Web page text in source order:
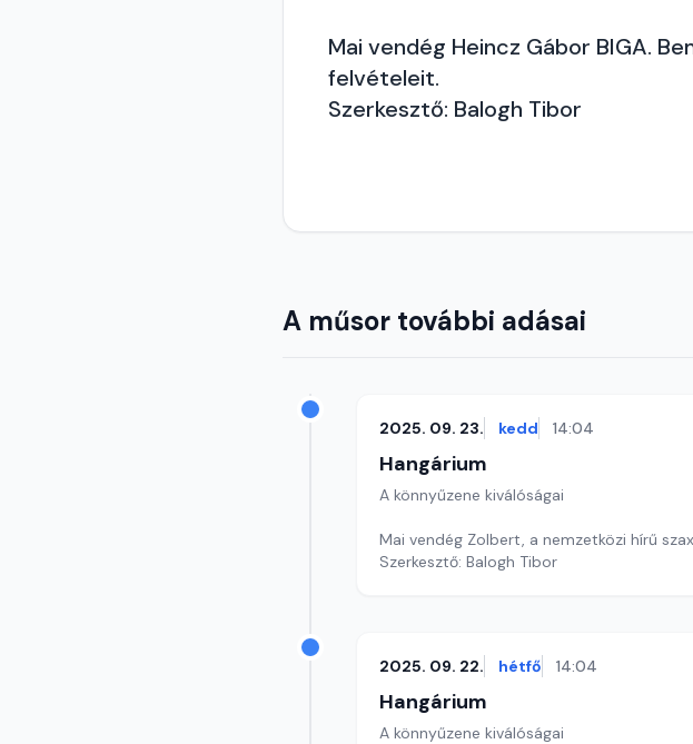
Mai vendég Heincz Gábor BIGA.
felvételeit.
Szerkesztő: Balogh Tibor
A műsor további adásai
2025. 09. 23. kedd 14:04
Hangárium
A könnyűzene kiválóságai
Mai vendég Zolbert, a nemzetközi hírű
Szerkesztő: Balogh Tibor
2025. 09. 22. hétfő 14:04
Hangárium
A könnyűzene kiválóságai